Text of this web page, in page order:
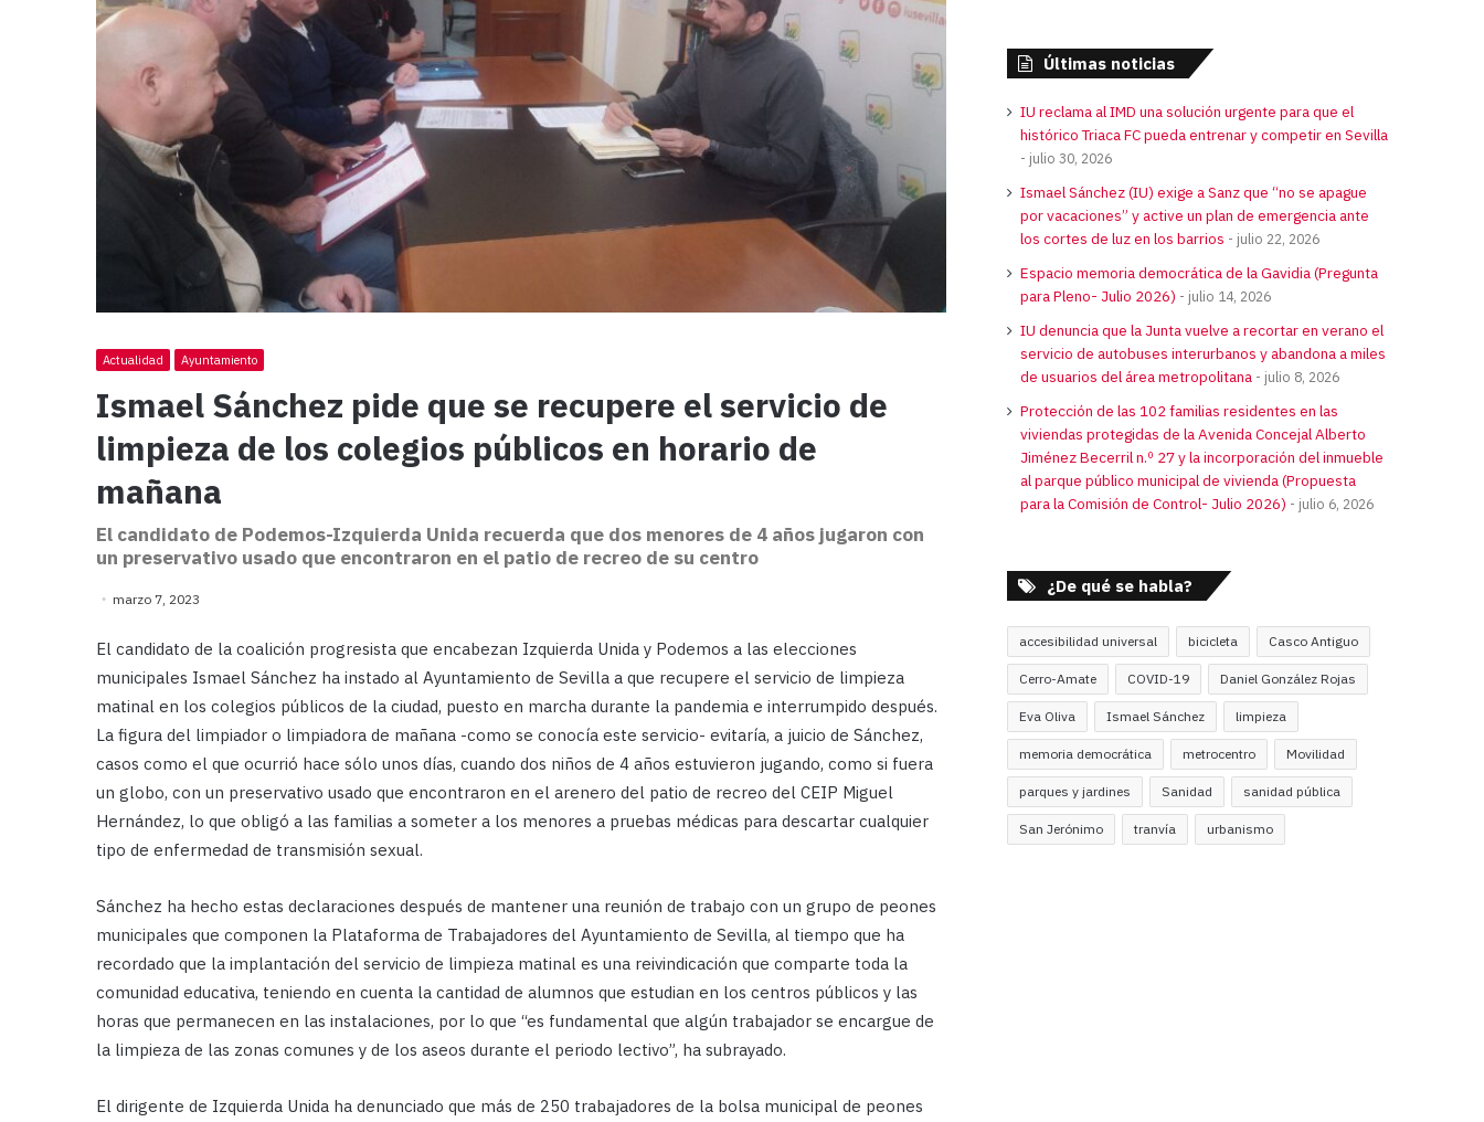
Actualidad Ayuntamiento
Ismael Sánchez pide que se recupere el servicio de
limpieza de los colegios públicos en horario de
mañana
El candidato de Podemos-Izquierda Unida recuerda que dos menores de 4 años jugaron con
un preservativo usado que encontraron en el patio de recreo de su centro
marzo 7, 2023
El candidato de la coalición progresista que encabezan Izquierda Unida y Podemos a las elecciones
municipales Ismael Sánchez ha instado al Ayuntamiento de Sevilla a que recupere el servicio de limpieza
matinal en los colegios públicos de la ciudad, puesto en marcha durante la pandemia e interrumpido después.
La figura del limpiador o limpiadora de mañana -como se conocía este servicio- evitaría, a juicio de Sánchez,
casos como el que ocurrió hace sólo unos días, cuando dos niños de 4 años estuvieron jugando, como si fuera
un globo, con un preservativo usado que encontraron en el arenero del patio de recreo del CEIP Miguel
Hernández, lo que obligó a las familias a someter a los menores a pruebas médicas para descartar cualquier
tipo de enfermedad de transmisión sexual.
Sánchez ha hecho estas declaraciones después de mantener una reunión de trabajo con un grupo de peones
municipales que componen la Plataforma de Trabajadores del Ayuntamiento de Sevilla, al tiempo que ha
recordado que la implantación del servicio de limpieza matinal es una reivindicación que comparte toda la
comunidad educativa, teniendo en cuenta la cantidad de alumnos que estudian en los centros públicos y las
horas que permanecen en las instalaciones, por lo que “es fundamental que algún trabajador se encargue de
la limpieza de las zonas comunes y de los aseos durante el periodo lectivo”, ha subrayado.
El dirigente de Izquierda Unida ha denunciado que más de 250 trabajadores de la bolsa municipal de peones
Últimas noticias
IU reclama al IMD una solución urgente para que el
histórico Triaca FC pueda entrenar y competir en Sevilla
julio 30, 2026
Ismael Sánchez (IU) exige a Sanz que “no se apague
por vacaciones” y active un plan de emergencia ante
los cortes de luz en los barrios
julio 22, 2026
Espacio memoria democrática de la Gavidia (Pregunta
para Pleno- Julio 2026)
julio 14, 2026
IU denuncia que la Junta vuelve a recortar en verano el
servicio de autobuses interurbanos y abandona a miles
de usuarios del área metropolitana
julio 8, 2026
Protección de las 102 familias residentes en las
viviendas protegidas de la Avenida Concejal Alberto
Jiménez Becerril n.º 27 y la incorporación del inmueble
al parque público municipal de vivienda (Propuesta
para la Comisión de Control- Julio 2026)
julio 6, 2026
¿De qué se habla?
accesibilidad universal bicicleta Casco Antiguo
Cerro-Amate COVID-19 Daniel González Rojas
Eva Oliva Ismael Sánchez limpieza
memoria democrática metrocentro Movilidad
parques y jardines Sanidad sanidad pública
San Jerónimo tranvía urbanismo